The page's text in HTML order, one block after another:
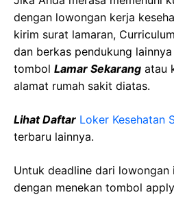
dengan lowongan kerja
kirim surat lamaran,
dan berkas pendukung
tombol Lamar Sekarang atau
alamat rumah sakit diatas.
Lihat Daftar Loker Kesehatan
terbaru lainnya.
Untuk deadline dari
dengan menekan tombol